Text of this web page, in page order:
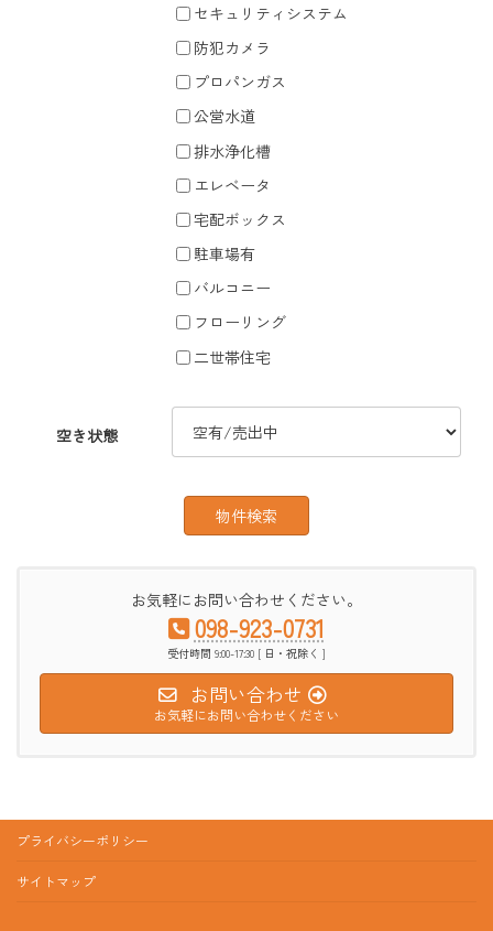
セキュリティシステム
防犯カメラ
プロパンガス
公営水道
排水浄化槽
エレベータ
宅配ボックス
駐車場有
バルコニー
フローリング
二世帯住宅
空き状態
お気軽にお問い合わせください。
098-923-0731
受付時間 9:00-17:30 [ 日・祝除く ]
お問い合わせ
お気軽にお問い合わせください
プライバシーポリシー
サイトマップ